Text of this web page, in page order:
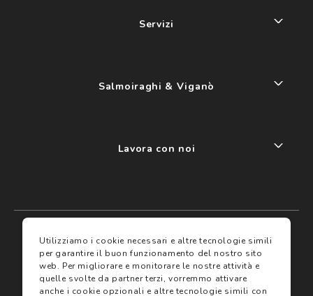
I miei preferiti
Assicurazioni
Servizi
Salmoiraghi & Viganò
Lavora con noi
Utilizziamo i cookie necessari e altre tecnologie simili
per garantire il buon funzionamento del nostro sito
web. Per migliorare e monitorare le nostre attività e
quelle svolte da partner terzi, vorremmo attivare
anche i cookie opzionali e altre tecnologie simili con